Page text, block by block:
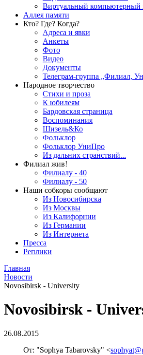
Виртуальный компьютерный
Аллея памяти
Кто? Где? Когда?
Адреса и явки
Анкеты
Фото
Видео
Документы
Телеграм-группа „Филиал,
Народное творчество
Стихи и проза
К юбилеям
Бардовская страница
Воспоминания
Шизель&Ко
Фольклор
Фольклор УниПро
Из дальних странствий...
Филиал жив!
Филиалу - 40
Филиалу - 50
Наши собкоры сообщают
Из Новосибирска
Из Москвы
Из Калифорнии
Из Германии
Из Интернета
Пресса
Реплики
Главная
Новости
Novosibirsk - University
Novosibirsk -
26.08.2015
От: "Sophya Tabarovsky" <